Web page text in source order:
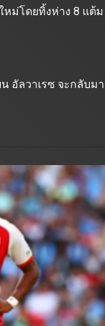
หม่โดยทิ้งห่าง 8 แ
อัลวาเรซ จะกลับม